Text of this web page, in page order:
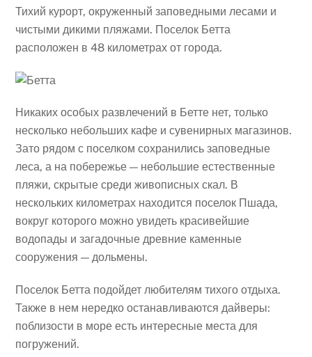
Тихий курорт, окруженный заповедными лесами и
чистыми дикими пляжами. Поселок Бетта
расположен в 48 километрах от города.
Никаких особых развлечений в Бетте нет, только
несколько небольших кафе и сувенирных магазинов.
Зато рядом с поселком сохранились заповедные
леса, а на побережье — небольшие естественные
пляжи, скрытые среди живописных скал. В
нескольких километрах находится поселок Пшада,
вокруг которого можно увидеть красивейшие
водопады и загадочные древние каменные
сооружения — дольмены.
Поселок Бетта подойдет любителям тихого отдыха.
Также в нем нередко останавливаются дайверы:
поблизости в море есть интересные места для
погружений.